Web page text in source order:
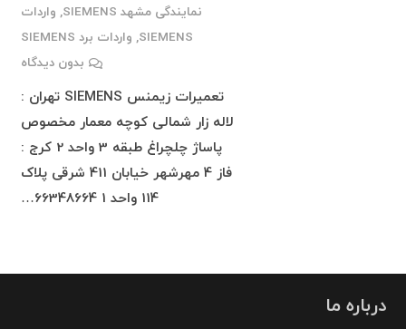
نمایندگی مشهد SIEMENS
, واردات
SIEMENS
, واردات برد SIEMENS
بدون دیدگاه
تعمیرات زیمنس SIEMENS تهران :
لاله زار شمالی کوچه معمار مخصوص
پاساژ چلچراغ طبقه 3 واحد 2 کرج :
فاز 4 مهرشهر خیابان 411 شرقی پلاک
114 واحد 1 66348664…
درباره ما